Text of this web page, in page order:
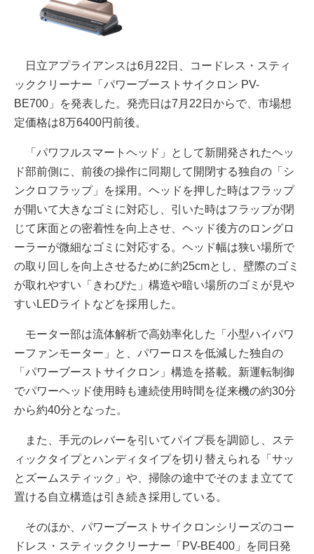
日立アプライアンスは6月22日、コードレス・スティ
ッククリーナー「パワーブーストサイクロン PV-
BE700」を発表した。発売日は7月22日からで、市場想
定価格は8万6400円前後。
「パワフルスマートヘッド」として新開発されたヘッ
ド部前側に、前後の操作に同期して開閉する独自の「シ
ンクロフラップ」を採用。ヘッドを押した時はフラップ
が開いて大きなゴミに対応し、引いた時はフラップが閉
じて床面との密着性を向上させ、ヘッド後方のロングロ
ーラーが微細なゴミに対応する。ヘッド幅は狭い場所で
の取り回しを向上させるために約25cmとし、壁際のゴミ
が取れやすい「きわぴた」構造や暗い場所のゴミが見や
すいLEDライトなどを採用した。
モーター部は流体解析で高効率化した「小型ハイパワ
ーファンモーター」と、パワーロスを低減した独自の
「パワーブーストサイクロン」構造を搭載。新運転制御
でパワーヘッド使用時も連続使用時間を従来機の約30分
から約40分となった。
また、手元のレバーを引いてパイプ長を調節し、ステ
ィックタイプとハンディタイプを切り替えられる「サッ
とズームスティック」や、掃除の途中でそのまま立てて
置ける自立構造は引き続き採用している。
そのほか、パワーブーストサイクロンシリーズのコー
ドレス・スティッククリーナー「PV-BE400」を同日発